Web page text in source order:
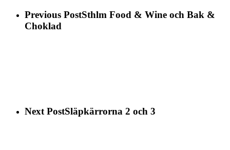
Previous PostSthlm Food & Wine och Bak &
Choklad
Next PostSläpkärrorna 2 och 3